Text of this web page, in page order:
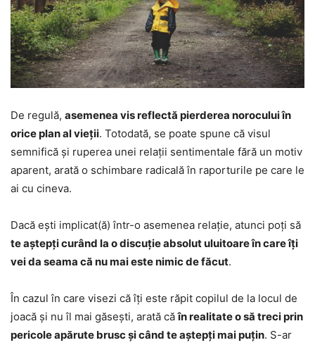
De regulă, asemenea vis reflectă pierderea norocului în
orice plan al vieții. Totodată, se poate spune că visul
semnifică și ruperea unei relații sentimentale fără un motiv
aparent, arată o schimbare radicală în raporturile pe care le
ai cu cineva.
Dacă ești implicat(ă) într-o asemenea relație, atunci poți să
te aștepți curând la o discuție absolut uluitoare în care îți
vei da seama că nu mai este nimic de făcut.
În cazul în care visezi că îți este răpit copilul de la locul de
joacă și nu îl mai găsești, arată căîn realitate o să treci prin
pericole apărute brusc și când te aștepți mai puțin. S-ar